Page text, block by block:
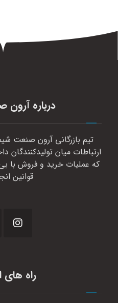
درباره
تیم بازرگانی آرون صنعت
ارتباطات میان تولیدکنندگان
که عملیات خرید و فروش با
قوانین
راه های